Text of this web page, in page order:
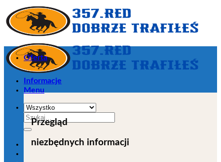
Przejdź
do
zawartości
Menu
Szukaj:
Oferta
Informacje
Przegląd
niezbędnych informacji